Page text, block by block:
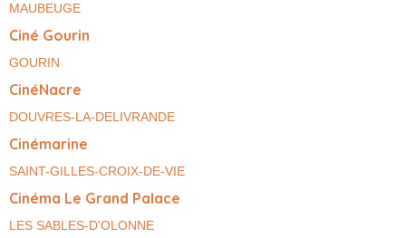
MAUBEUGE
Ciné Gourin
GOURIN
CinéNacre
DOUVRES-LA-DELIVRANDE
Cinémarine
SAINT-GILLES-CROIX-DE-VIE
Cinéma Le Grand Palace
LES SABLES-D'OLONNE